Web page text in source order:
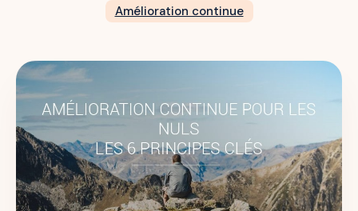
Amélioration continue